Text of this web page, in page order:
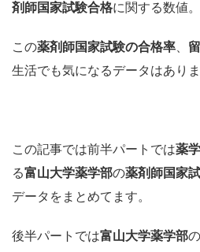
剤師国家試験合格に関する数値。
この薬剤師国家試験の合格率、
生活でも気になるデータはありま
この記事では前半パートでは薬
る富山大学薬学部の薬剤師国家
データをまとめてます。
後半パートでは富山大学薬学部の